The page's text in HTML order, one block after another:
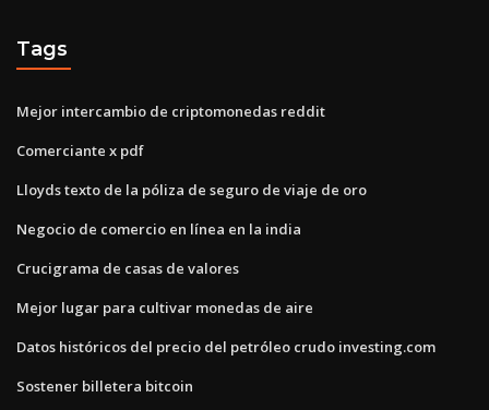
Tags
Mejor intercambio de criptomonedas reddit
Comerciante x pdf
Lloyds texto de la póliza de seguro de viaje de oro
Negocio de comercio en línea en la india
Crucigrama de casas de valores
Mejor lugar para cultivar monedas de aire
Datos históricos del precio del petróleo crudo investing.com
Sostener billetera bitcoin